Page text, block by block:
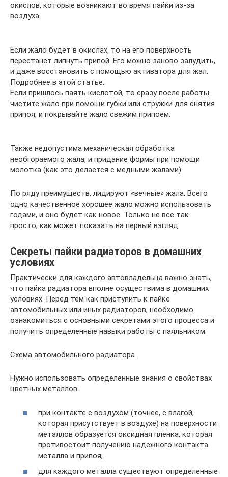
окислов, которые возникают во время пайки из-за
воздуха.
Если жало будет в окислах, то на его поверхность
перестанет липнуть припой. Его можно заново залудить,
и даже восстановить с помощью активатора для жал.
Подробнее в этой статье.
Если пришлось паять кислотой, то сразу после работы
чистите жало при помощи губки или стружки для снятия
припоя, и покрывайте жало свежим припоем.
Также недопустима механическая обработка
необгораемого жала, и придание формы при помощи
молотка (как это делается с медными жалами).
По ряду преимуществ, лидируют «вечные» жала. Всего
одно качественное хорошее жало можно использовать
годами, и оно будет как новое. Только не все так
просто, как может показать на первый взгляд.
Секреты пайки радиаторов в домашних
условиях
Практически для каждого автовладельца важно знать,
что пайка радиатора вполне осуществима в домашних
условиях. Перед тем как приступить к пайке
автомобильных или иных радиаторов, необходимо
ознакомиться с основными секретами этого процесса и
получить определенные навыки работы с паяльником.
Схема автомобильного радиатора.
Нужно использовать определенные знания о свойствах
цветных металлов:
при контакте с воздухом (точнее, с влагой,
которая присутствует в воздухе) на поверхности
металлов образуется оксидная пленка, которая
противостоит получению надежного контакта
металла и припоя;
для каждого металла существуют определенные